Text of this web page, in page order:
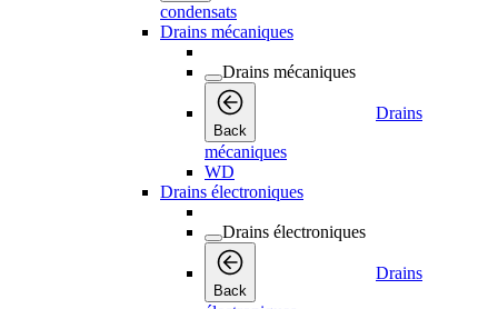
condensats
Drains mécaniques
Drains mécaniques
Back
Drains
mécaniques
WD
Drains électroniques
Drains électroniques
Back
Drains